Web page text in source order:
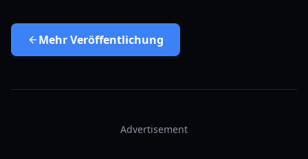
MehrVeröffentlichung
Advertisement